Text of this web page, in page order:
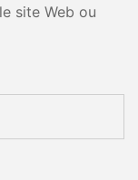
site Web ou